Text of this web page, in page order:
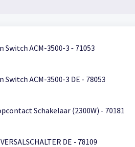
ACM-3500-3 - 71053
ACM-3500-3 DE - 78053
Schakelaar (2300W) - 70181
DE - 78109